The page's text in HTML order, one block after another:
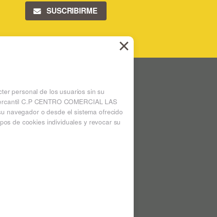
SUSCRIBIRME
personal de los usuarios sin su
C.P CENTRO COMERCIAL LAS
navegador o desde el sistema ofrecido
de cookies individuales y revocar su